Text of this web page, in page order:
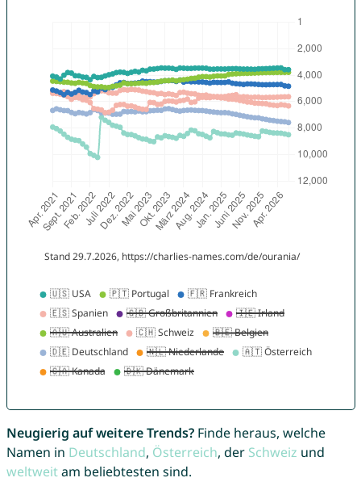
Neugierig auf weitere Trends?Finde heraus, welche
Namen in Deutschland, Österreich, der Schweiz und
weltweitam beliebtesten sind.